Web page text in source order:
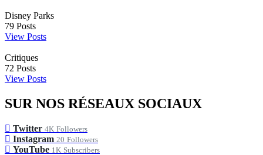
Disney Parks
79 Posts
View Posts
Critiques
72 Posts
View Posts
SUR NOS RÉSEAUX SOCIAUX
Twitter 4K Followers
Instagram 20 Followers
YouTube 1K Subscribers